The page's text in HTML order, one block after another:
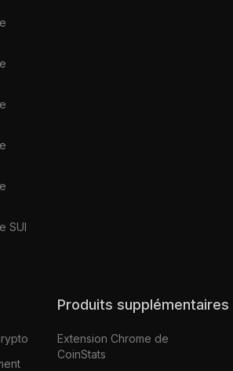
SUI
Produits supplémentaires
Extension Chrome de
CoinStats